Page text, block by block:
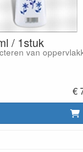
/ 1stuk
van
€